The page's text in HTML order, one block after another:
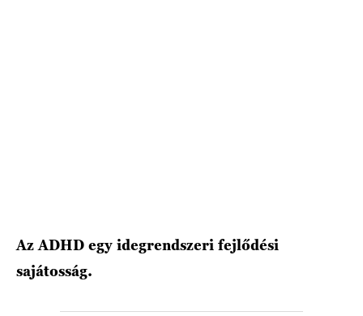
Az ADHD egy idegrendszeri fejlődési
sajátosság.